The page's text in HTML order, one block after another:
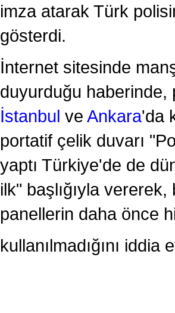
imza atarak Türk
gösterdi.
İnternet sitesinde
duyurduğu haberinde,
İstanbul ve Ankara'da
portatif çelik duvarı
yaptı Türkiye'de de
ilk" başlığıyla vererek,
panellerin daha önce
kullanılmadığını iddia